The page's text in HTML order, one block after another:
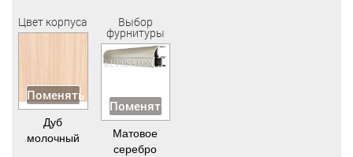
Цвет корпуса
Поменять
Дуб
молочный
Выбор
фурнитуры
Поменять
Матовое
серебро